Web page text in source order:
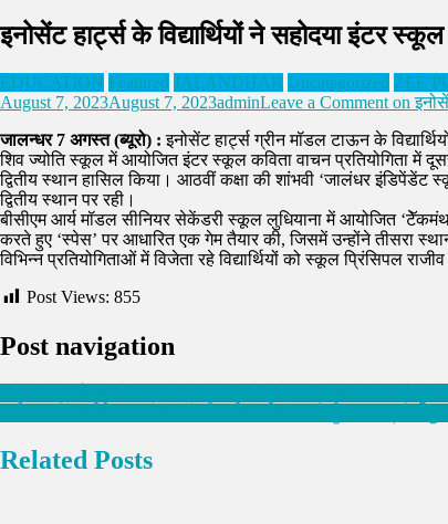
इनोसेंट हार्ट्स के विद्यार्थियों ने सहोदया इंटर
EDUCATION Featured JALANDHAR Uncategorized ZEE
August 7, 2023August 7, 2023adminLeave a Comment on
जालन्धर 7 अगस्त (ब्यूरो) : इनोसेंट हार्ट्स ग्रीन मॉडल टाऊन के
शिव ज्योति स्कूल में आयोजित इंटर स्कूल कविता वाचन प्रतियोगिता में
द्वितीय स्थान हासिल किया। आठवीं कक्षा की शांभवी ‘जालंधर इंडिपेंडेंट
द्वितीय स्थान पर रही।
बीसीएम आर्य मॉडल सीनियर सेकेंडरी स्कूल लुधियाना में आयोजित
करते हुए ‘स्पेस’ पर आधारित एक गेम तैयार की, जिसमें उन्होंने तीसरा
विभिन्न प्रतियोगिताओं में विजेता रहे विद्यार्थियों को स्कूल प्रिंसिपल
Post Views: 855
Post navigation
Related Posts